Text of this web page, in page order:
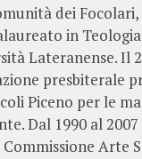
dei
in
Lateranense. Il
presbiterale
Piceno per le
Dal 1990 al
Arte